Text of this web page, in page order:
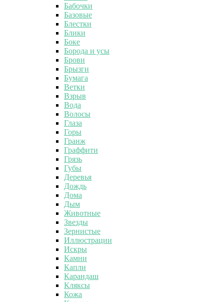
Бабочки
Базовые
Блестки
Блики
Боке
Борода и усы
Брови
Брызги
Бумага
Ветки
Взрыв
Вода
Волосы
Глаза
Горы
Гранж
Граффити
Грязь
Губы
Деревья
Дождь
Дома
Дым
Животные
Звезды
Зернистые
Иллюстрации
Искры
Камни
Капли
Карандаш
Кляксы
Кожа